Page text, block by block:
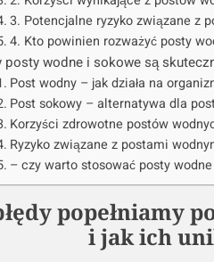
3. Potencjalne ryzyko związane z
4. Kto powinien rozważyć posty
posty wodne i sokowe są
Post wodny – jak działa na
Post sokowy – alternatywa dla
Korzyści zdrowotne postów
Ryzyko związane z postami
– czy warto stosować posty
popełniamy
i jak ich